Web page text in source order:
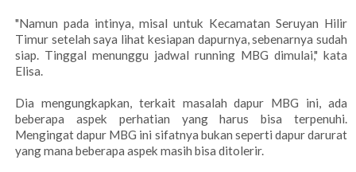
"Namun pada intinya, misal untuk Kecamatan Seruyan Hilir
Timur setelah saya lihat kesiapan dapurnya, sebenarnya sudah
siap. Tinggal menunggu jadwal running MBG dimulai," kata
Elisa.
Dia mengungkapkan, terkait masalah dapur MBG ini, ada
beberapa aspek perhatian yang harus bisa terpenuhi.
Mengingat dapur MBG ini sifatnya bukan seperti dapur darurat
yang mana beberapa aspek masih bisa ditolerir.